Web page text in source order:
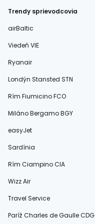
Trendy sprievodcovia
airBaltic
Viedeň VIE
Ryanair
Londýn Stansted STN
Rím Fiumicino FCO
Miláno Bergamo BGY
easyJet
Sardínia
Rím Ciampino CIA
Wizz Air
Travel Service
Paríž Charles de Gaulle CDG